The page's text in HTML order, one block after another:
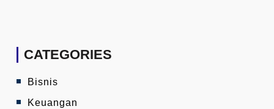
CATEGORIES
Bisnis
Keuangan